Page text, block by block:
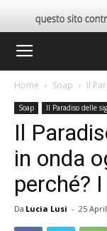
Home Soap Il
Soap Il Paradiso delle
Il
in onda
perché?
Da Lucia Lusi - 25